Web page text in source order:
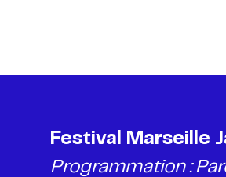
Festival Marseille
Programmation :